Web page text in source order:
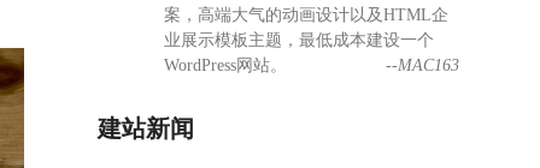
案，高端大气的动画设计以及HTML企
业展示模板主题，最低成本建设一个
WordPress网站。
--MAC163
建站新闻